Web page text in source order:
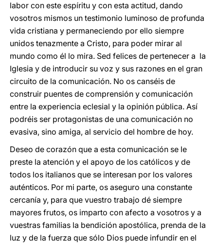
labor con este espíritu y con esta actitud, dando
vosotros mismos un testimonio luminoso de profunda
vida cristiana y permaneciendo por ello siempre
unidos tenazmente a Cristo, para poder mirar al
mundo como él lo mira. Sed felices de pertenecer a la
Iglesia y de introducir su voz y sus razones en el gran
circuito de la comunicación. No os canséis de
construir puentes de comprensión y comunicación
entre la experiencia eclesial y la opinión pública. Así
podréis ser protagonistas de una comunicación no
evasiva, sino amiga, al servicio del hombre de hoy.
Deseo de corazón que a esta comunicación se le
preste la atención y el apoyo de los católicos y de
todos los italianos que se interesan por los valores
auténticos. Por mi parte, os aseguro una constante
cercanía y, para que vuestro trabajo dé siempre
mayores frutos, os imparto con afecto a vosotros y a
vuestras familias la bendición apostólica, prenda de la
luz y de la fuerza que sólo Dios puede infundir en el